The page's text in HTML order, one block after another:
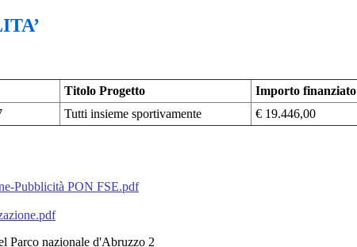
Titolo Progetto Importo finanziato
Tutti insieme sportivamente € 19.446,00
Pubblicità PON FSE.pdf
Parco nazionale d'Abruzzo 2